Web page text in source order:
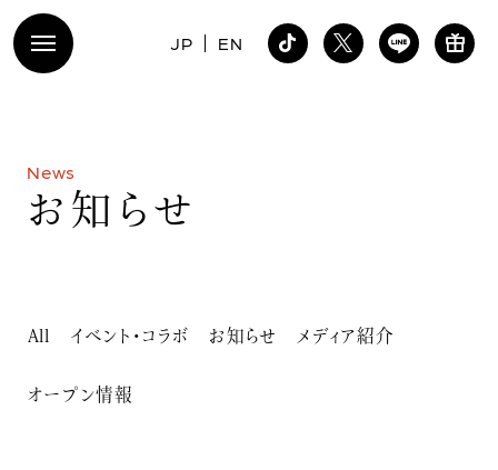
JP EN
News
お 知 ら せ
All イベント・コラボ お知らせ メディア紹介
オープン情報